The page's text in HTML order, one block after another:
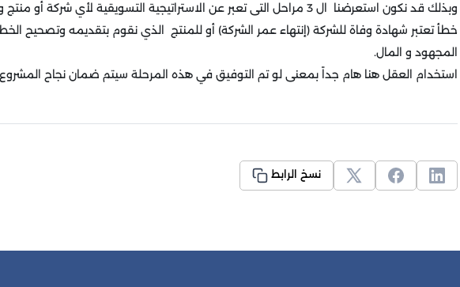
وبذلك قد نكون استعرضنا ال 3 مراحل التى تعبر عن الاستراتيجية التسويقية لأي
خطأ تعتبر شهادة وفاة للشركة (إنتهاء عمر الشركة) أو للمنتج الذي نقوم بتقديمه وتصحيح
المجهود و المال.
استخدام العقل هنا هام جداً بمعنى لو تم التوفيق في هذه المرحلة سيتم ضمان نجاح
نسخ الرابط